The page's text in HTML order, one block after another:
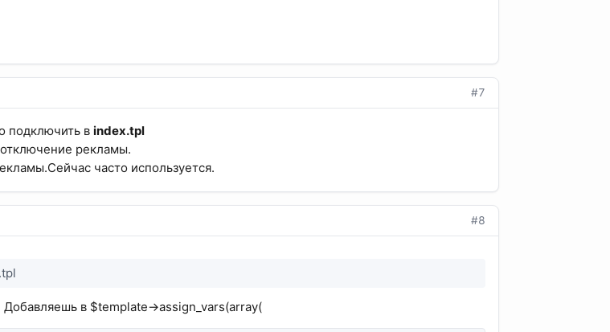
#7
подключить в index.tpl
рекламы.
часто используется.
#8
в $template->assign_vars(array(